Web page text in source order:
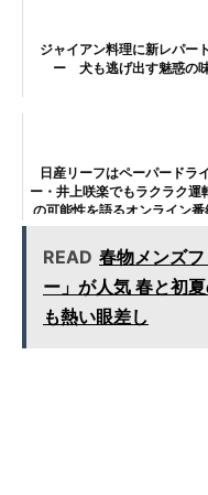
ジャイアン料理に新レパー
ー 犬も逃げ出す魅惑の
日産リーフはペーパードラ
ー・井上咲楽でもラクラク運
の可能性を語るオンライン番
READ 春物メンズ
ー」が人気 春と初
も熱い眼差し